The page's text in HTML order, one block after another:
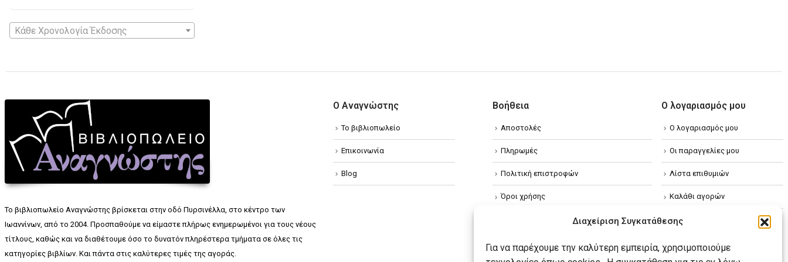
Διαχείριση Συγκατάθεσης
Για να παρέχουμε την καλύτερη εμπειρία, χρησιμοποιούμε
Κάθε Χρονολογία Έκδοσης
Το βιβλιοπωλείο Αναγνώστης βρίσκεται στην οδό Πυρσινέλλα, στο κέντρο των
Ιωαννίνων, από το 2004. Προσπαθούμε να είμαστε πλήρως ενημερωμένοι για τους νέους
τίτλους, καθώς και να διαθέτουμε όσο το δυνατόν πληρέστερα τμήματα σε όλες τις
κατηγορίες βιβλίων. Και πάντα στις καλύτερες τιμές της αγοράς.
Ο Αναγνώστης
Το βιβλιοπωλείο
Επικοινωνία
Blog
Βοήθεια
Αποστολές
Πληρωμές
Πολιτική επιστροφών
Όροι χρήσης
Πολιτική απορρήτου
Πολιτική Cookies
Ο λογαριασμός μου
Ο λογαριασμός μου
Οι παραγγελίες μου
Λίστα επιθυμιών
Καλάθι αγορών